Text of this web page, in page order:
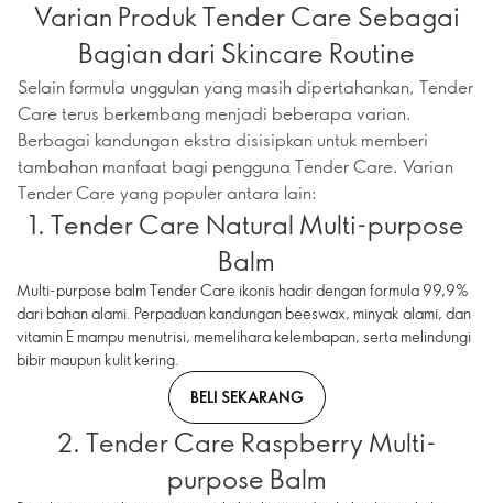
Varian Produk Tender Care Sebagai
Bagian dari Skincare Routine
Selain formula unggulan yang masih dipertahankan, Tender
Care terus berkembang menjadi beberapa varian.
Berbagai kandungan ekstra disisipkan untuk memberi
tambahan manfaat bagi pengguna Tender Care. Varian
Tender Care yang populer antara lain:
1. Tender Care Natural Multi-purpose
Balm
Multi-purpose balm Tender Care ikonis hadir dengan formula 99,9%
dari bahan alami. Perpaduan kandungan beeswax, minyak alami, dan
vitamin E mampu menutrisi, memelihara kelembapan, serta melindungi
bibir maupun kulit kering.
BELI SEKARANG
2. Tender Care Raspberry Multi-
purpose Balm